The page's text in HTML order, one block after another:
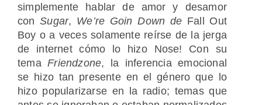
simplemente hablar de amor y desamor
conSugar, We’re Goin Down de Fall Out
Boy o a veces solamente reírse de la jerga
de internet cómo lo hizo Nose! Con su
temaFriendzone, la inferencia emocional
se hizo tan presente en el género que lo
hizo popularizarse en la radio; temas que